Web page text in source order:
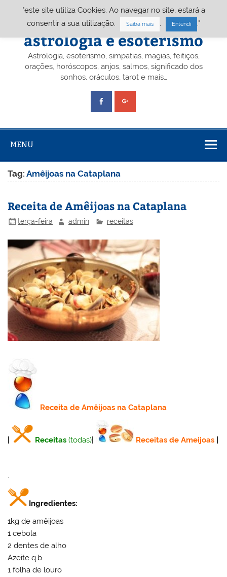
Portal A&E – Portal
astrologia e esoterismo
Astrologia, esoterismo, simpatias, magias, feitiços,
orações, horóscopos, anjos, salmos, significado dos
sonhos, oráculos, tarot e mais…
MENU
Tag:Amêijoas na Cataplana
Receita de Amêijoas na Cataplana
terça-feira admin receitas
Receitade Amêijoas na Cataplana
Receitas (todas) Receitas de Ameijoas
.
Ingredientes:
1kg de amêijoas
1 cebola
2 dentes de alho
Azeite q.b.
1 folha de louro
"este site utiliza Cookies. Ao navegar no site, estará a
consentir a sua utilização.
Saiba mais Entendi ."